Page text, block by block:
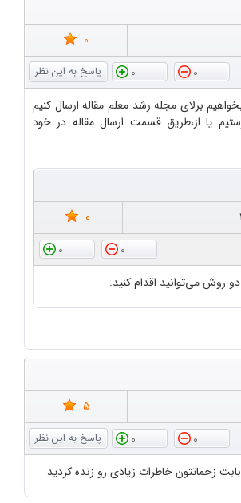
0
0
0
برلای مجله رشد معلم مقاله ارسال کنیم
یا از،طریق قسمت ارسال مقاله در خود
0
0
0
روش می‌توانید اقدام کنید.
5
0
0
زحماتتون خاطرات زیادی رو زنده کردید